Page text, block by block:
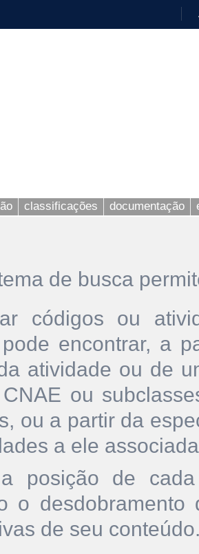
classificações documentação
de busca
códigos ou
encontrar, a
atividade ou de
ou
ou a partir da
a ele
posição de
o
de seu